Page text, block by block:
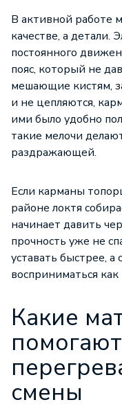
В активной работе
качестве, а детали.
постоянного
пояс, который не
мешающие кистям,
и не цепляются,
ими было удобно
такие мелочи
раздражающей.
Если карманы
районе локтя
начинает давить
прочность уже не
уставать быстрее,
восприниматься
Какие
смены